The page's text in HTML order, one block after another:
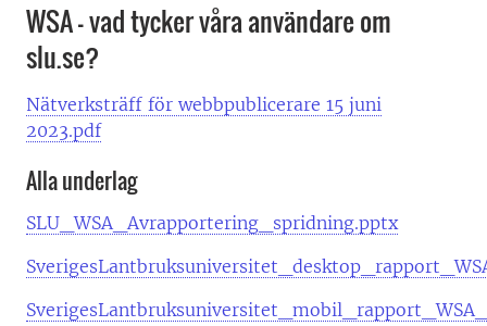
WSA - vad tycker våra användare om
slu.se?
Nätverksträff för webbpublicerare 15 juni
2023.pdf
Alla underlag
SLU_WSA_Avrapportering_spridning.pptx